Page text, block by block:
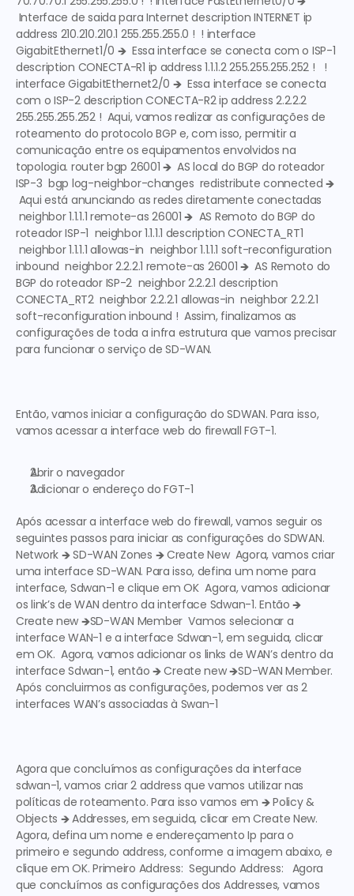
Interface de saida para Internet description INTERNET ip
address 210.210.210.1 255.255.255.0 !  ! interface
GigabitEthernet1/0 🡺  Essa interface se conecta com o ISP-1
description CONECTA-R1 ip address 1.1.1.2 255.255.255.252 !   !
interface GigabitEthernet2/0 🡺  Essa interface se conecta
com o ISP-2 description CONECTA-R2 ip address 2.2.2.2
255.255.255.252 !  Aqui, vamos realizar as configurações de
roteamento do protocolo BGP e, com isso, permitir a
comunicação entre os equipamentos envolvidos na
topologia. router bgp 26001 🡺  AS local do BGP do roteador
ISP-3 bgp log-neighbor-changes  redistribute connected 🡺
Aqui está anunciando as redes diretamente conectadas
neighbor 1.1.1.1 remote-as 26001 🡺  AS Remoto do BGP do
roteador ISP-1 neighbor 1.1.1.1 description CONECTA_RT1
neighbor 1.1.1.1 allowas-in  neighbor 1.1.1.1 soft-reconfiguration
inbound  neighbor 2.2.2.1 remote-as 26001 🡺  AS Remoto do
BGP do roteador ISP-2 neighbor 2.2.2.1 description
CONECTA_RT2  neighbor 2.2.2.1 allowas-in  neighbor 2.2.2.1
soft-reconfiguration inbound !  Assim, finalizamos as
configurações de toda a infra estrutura que vamos precisar
para funcionar o serviço de SD-WAN.
Então, vamos iniciar a configuração do SDWAN. Para isso,
vamos acessar a interface web do firewall FGT-1.
Abrir o navegador
Adicionar o endereço do FGT-1
Após acessar a interface web do firewall, vamos seguir os
Network 🡺 SD-WAN Zones 🡺 Create New
  Agora, vamos criar
uma interface SD-WAN. Para isso, defina um nome para
interface, Sdwan-1 e clique em OK
  Agora, vamos adicionar
Create new 🡺SD-WAN Member
  Vamos selecionar a
interface WAN-1 e a interface Sdwan-1, em seguida, clicar
em OK.
  Agora, vamos adicionar os links de WAN’s dentro da
interface Sdwan-1, então 🡺 Create new 🡺SD-WAN Member.
Após concluirmos as configurações, podemos ver as 2
interfaces WAN’s associadas à Swan-1
sdwan-1, vamos criar 2 address que vamos utilizar nas
políticas de roteamento. Para isso vamos em 🡺 Policy &
Objects 🡺 Addresses, em seguida, clicar em
Agora, defina um nome e endereçamento Ip para o
primeiro e segundo address, conforme a imagem abaixo, e
clique em OK. Primeiro Address: Segundo Address:
  Agora
que concluímos as configurações dos Addresses, vamos